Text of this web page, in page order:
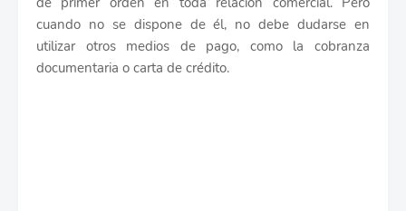
cuando no se dispone de él, no debe dudarse en
utilizar otros medios de pago, como la cobranza
documentaria o carta de crédito.